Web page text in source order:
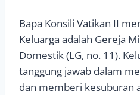
Bapa Konsili Vatikan II
Keluarga adalah Gereja
Domestik (LG, no. 11).
tanggung jawab dalam
dan memberi kesuburan